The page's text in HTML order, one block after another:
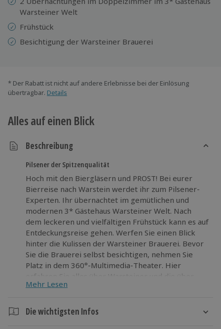
Warsteiner Welt
Frühstück
Besichtigung der Warsteiner Brauerei
* Der Rabatt ist nicht auf andere Erlebnisse bei der Einlösung
übertragbar. Details
Alles auf einen Blick
Beschreibung
Pilsener der Spitzenqualität
Hoch mit den Biergläsern und PROST! Bei eurer
Bierreise nach Warstein werdet ihr zum Pilsener-
Experten. Ihr übernachtet im gemütlichen und
modernen 3* Gästehaus Warsteiner Welt. Nach
dem leckeren und vielfältigen Frühstück kann es auf
Entdeckungsreise gehen. Werfen Sie einen Blick
hinter die Kulissen der Warsteiner Brauerei. Bevor
Sie die Brauerei selbst besichtigen, nehmen Sie
Platz in dem 360°-Multimedia-Theater. Hier
erfahren Sie alles über Warsteiner und die über
270-jährige Brautradition. Nach der Vorführung
Betriebsgelände, das rund 63 Fußballfelder groß
ist. Sie fahren durch das Sudhaus, vorbei an
Mehr Lesen
Die wichtigsten Infos